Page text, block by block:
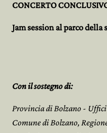
CONCERTO
Jam session al parco
Con il sostegno di:
Provincia di Bolzano -
Comune di Bolzano,